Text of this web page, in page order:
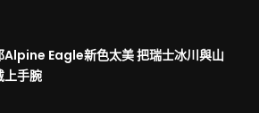
Alpine Eagle新色太美 把瑞士冰川與山
上手腕